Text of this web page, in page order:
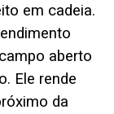
em cadeia.
aberto
Ele rende
da